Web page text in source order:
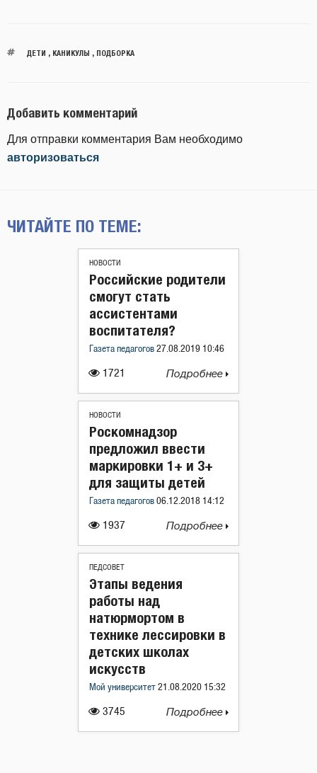
ДЕТИ , КАНИКУЛЫ , ПОДБОРКА
Добавить комментарий
Для отправки комментария Вам необходимо
авторизоваться
ЧИТАЙТЕ ПО ТЕМЕ:
НОВОСТИ
1721
Российские родители
смогут стать
ассистентами
воспитателя?
Газета педагогов 27.08.2019 10:46
Подробнее
НОВОСТИ
1937
Роскомнадзор
предложил ввести
маркировки 1+ и 3+
для защиты детей
Газета педагогов 06.12.2018 14:12
Подробнее
ПЕДСОВЕТ
3745
Этапы ведения
работы над
натюрмортом в
технике лессировки в
детских школах
искусств
Мой университет 21.08.2020 15:32
Подробнее